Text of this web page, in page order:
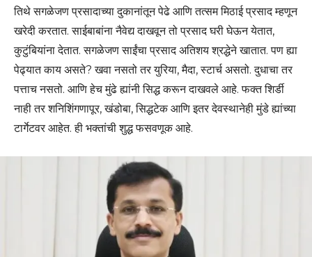
तिथे सगळेजण प्रसादाच्या दुकानांतून पेढे आणि तत्सम मिठाई प्रसाद म्हणून
खरेदी करतात. साईबाबांना नैवेद्य दाखवून तो प्रसाद घरी घेऊन येतात,
कुटुंबियांना देतात. सगळेजण साईंचा प्रसाद अतिशय श्रद्धेने खातात. पण ह्या
पेढ्यात काय असते? खवा नसतो तर युरिया, मैदा, स्टार्च असतो. दुधाचा तर
पत्ताच नसतो. आणि हेच मुंढे ह्यांनी सिद्ध करून दाखवले आहे. फक्त शिर्डी
नाही तर शनिशिंगणापूर, खंडोबा, सिद्धटेक आणि इतर देवस्थानेही मुंडे ह्यांच्या
टार्गेटवर आहेत. ही भक्तांची शुद्ध फसवणूक आहे.